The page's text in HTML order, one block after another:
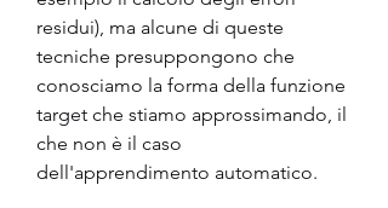
residui), ma alcune di queste
tecniche presuppongono che
conosciamo la forma della funzione
target che stiamo approssimando, il
che non è il caso
dell'apprendimento automatico.